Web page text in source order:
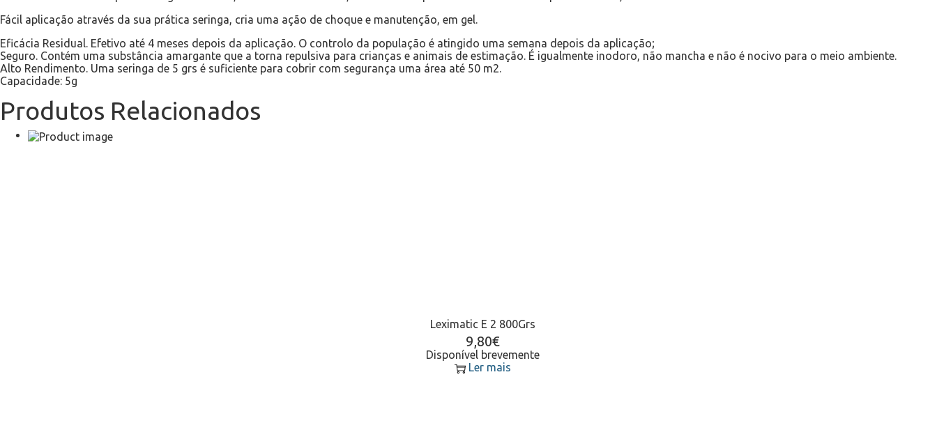
Fácil aplicação através da sua prática seringa, cria uma ação de choque e manutenção, em gel.
Eficácia Residual. Efetivo até 4 meses depois da aplicação. O controlo da população é atingido uma semana depois da aplicação;
Seguro. Contém uma substância amargante que a torna repulsiva para crianças e animais de estimação. É igualmente inodoro, não mancha e não é nocivo para o meio ambiente.
Alto Rendimento. Uma seringa de 5 grs é suficiente para cobrir com segurança uma área até 50 m2.
Capacidade: 5g
Produtos Relacionados
Leximatic E 2 800Grs
9,80€
Disponível brevemente
Ler mais